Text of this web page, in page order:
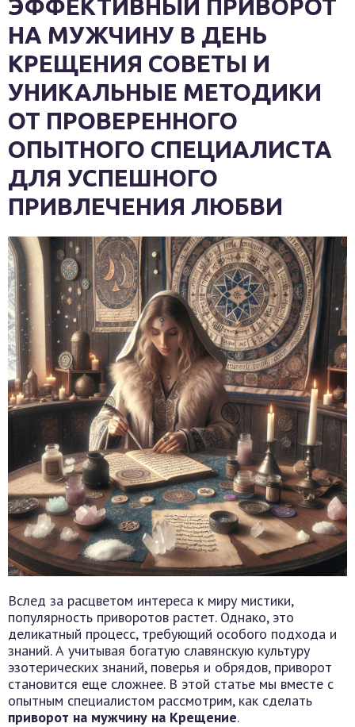
ЭФФЕКТИВНЫЙ ПРИВОРОТ
НА МУЖЧИНУ В ДЕНЬ
КРЕЩЕНИЯ СОВЕТЫ И
УНИКАЛЬНЫЕ МЕТОДИКИ
ОТ ПРОВЕРЕННОГО
ОПЫТНОГО СПЕЦИАЛИСТА
ДЛЯ УСПЕШНОГО
ПРИВЛЕЧЕНИЯ ЛЮБВИ
Вслед за расцветом интереса к миру мистики,
популярность приворотов растет. Однако, это
деликатный процесс, требующий особого подхода и
знаний. А учитывая богатую славянскую культуру
эзотерических знаний, поверья и обрядов, приворот
становится еще сложнее. В этой статье мы вместе с
опытным специалистом рассмотрим, как сделать
приворот на мужчину на Крещение.